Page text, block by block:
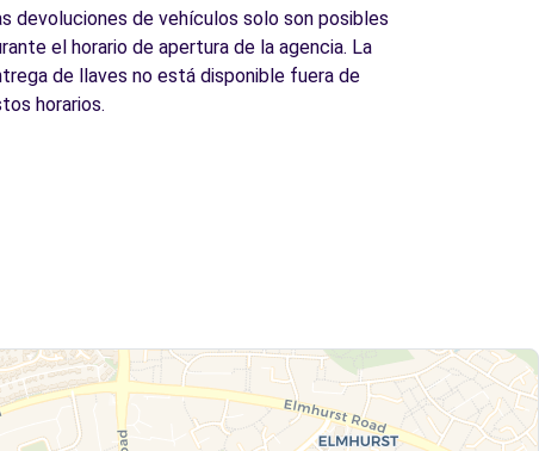
devoluciones de vehículos solo son posibles
el horario de apertura de la agencia. La
de llaves no está disponible fuera de
horarios.